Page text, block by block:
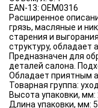
EAN-13: OEM0316
Расширенное
грязь, масляные и
старения и
структуру,
Предназначен для
деталей салона.
Обладает приятным
Товарная группа:
Высота упаковки, мм:
Длина упаковки, мм: